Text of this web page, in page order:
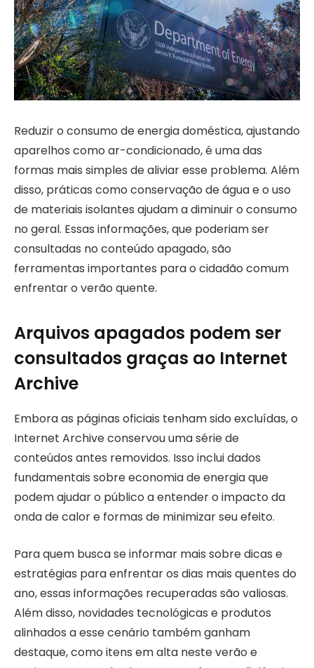
Reduzir o consumo de energia doméstica, ajustando
aparelhos como ar-condicionado, é uma das
formas mais simples de aliviar esse problema. Além
disso, práticas como conservação de água e o uso
de materiais isolantes ajudam a diminuir o consumo
no geral. Essas informações, que poderiam ser
consultadas no conteúdo apagado, são
ferramentas importantes para o cidadão comum
enfrentar o verão quente.
Arquivos apagados podem ser
consultados graças ao Internet
Archive
Embora as páginas oficiais tenham sido excluídas, o
Internet Archive conservou uma série de
conteúdos antes removidos. Isso inclui dados
fundamentais sobre economia de energia que
podem ajudar o público a entender o impacto da
onda de calor e formas de minimizar seu efeito.
Para quem busca se informar mais sobre dicas e
estratégias para enfrentar os dias mais quentes do
ano, essas informações recuperadas são valiosas.
Além disso, novidades tecnológicas e produtos
alinhados a esse cenário também ganham
destaque, como itens em alta neste verão e